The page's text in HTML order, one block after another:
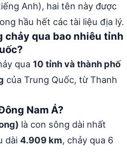
Anh), hai tên này được
hầu hết các tài liệu địa lý.
chảy qua bao nhiêu tỉnh
qua 10 tỉnh và thành phố
của Trung Quốc, từ Thanh
Nam Á?
là con sông dài nhất
dài 4.909 km, chảy qua 6